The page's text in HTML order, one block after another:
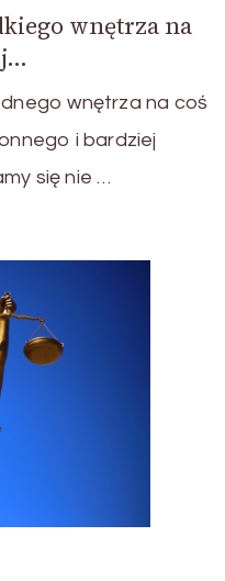
wnętrza na
wnętrza na coś
i bardziej
się nie …